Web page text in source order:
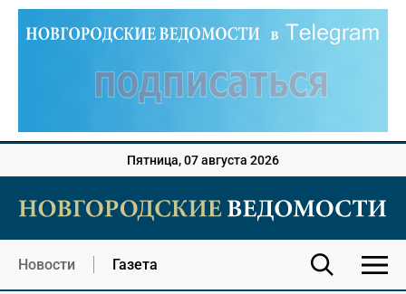
Пятница, 07 августа 2026
Новости Газета